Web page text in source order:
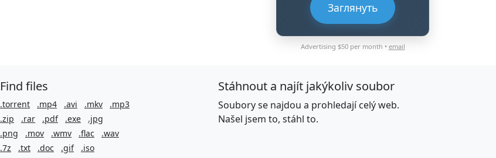
Заглянуть
Advertising $50 per month • email
Find files
.torrent .mp4 .avi .mkv
.mp3
.zip
.rar .pdf .exe
.jpg
.png
.mov .wmv .flac
.wav
.7z
.txt .doc .gif .iso
Stáhnout a najít jakýkoliv soubor
Soubory se najdou a prohledají celý web.
Našel jsem to, stáhl to.